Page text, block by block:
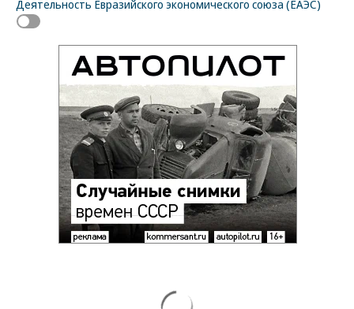
Деятельность Евразийского экономического союза (ЕАЭС)